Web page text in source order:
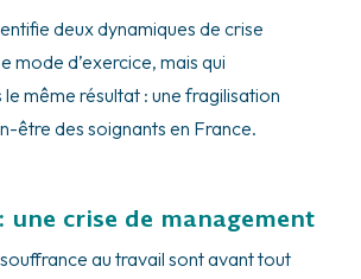
deux dynamiques de crise
mode d’exercice, mais qui
même résultat : une fragilisation
être des soignants en France.
une crise de management
au travail sont avant tout